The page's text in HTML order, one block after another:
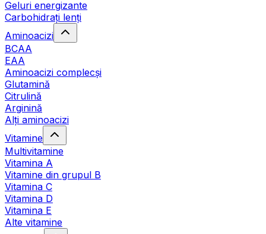
Geluri energizante
Carbohidrați lenți
Aminoacizi
BCAA
EAA
Aminoacizi complecși
Glutamină
Citrulină
Arginină
Alți aminoacizi
Vitamine
Multivitamine
Vitamina A
Vitamine din grupul B
Vitamina C
Vitamina D
Vitamina E
Alte vitamine